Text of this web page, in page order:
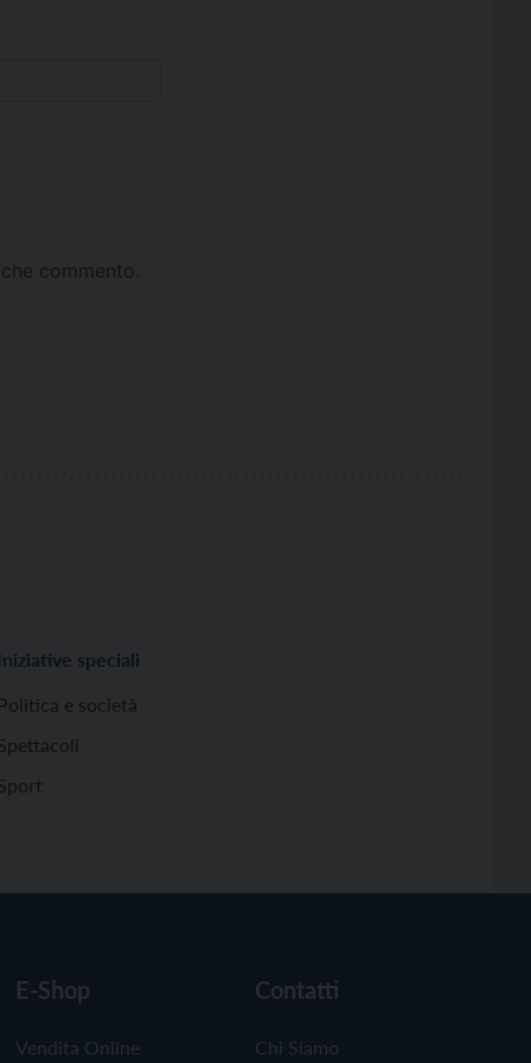
commento.
Iniziative speciali
Politica e società
E-Shop
Vendita Online
Contatti
Chi Siamo